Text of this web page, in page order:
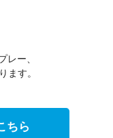
レー、
ます。
ちら